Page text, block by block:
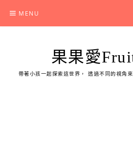
content
MENU
果果愛
帶著小孩一起探索這世界， 透過不同的視角